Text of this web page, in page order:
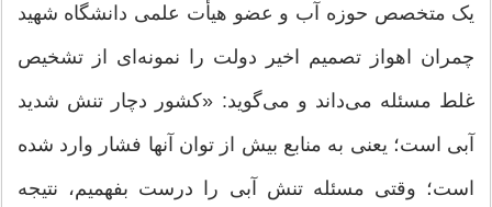
یک متخصص حوزه آب و عضو هیأت علمی دانشگاه شهید
چمران اهواز تصمیم اخیر دولت را نمونه‌ای از تشخیص
غلط مسئله می‌داند و می‌گوید: «کشور دچار تنش شدید
آبی است؛ یعنی به منابع بیش از توان آنها فشار وارد شده
است؛ وقتی مسئله تنش آبی را درست بفهمیم، نتیجه